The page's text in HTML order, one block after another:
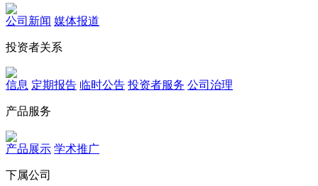
公司新闻 媒体报道
投资者关系
信息 定期报告 临时公告 投资者服务 公司治理
产品服务
产品展示 学术推广
下属公司